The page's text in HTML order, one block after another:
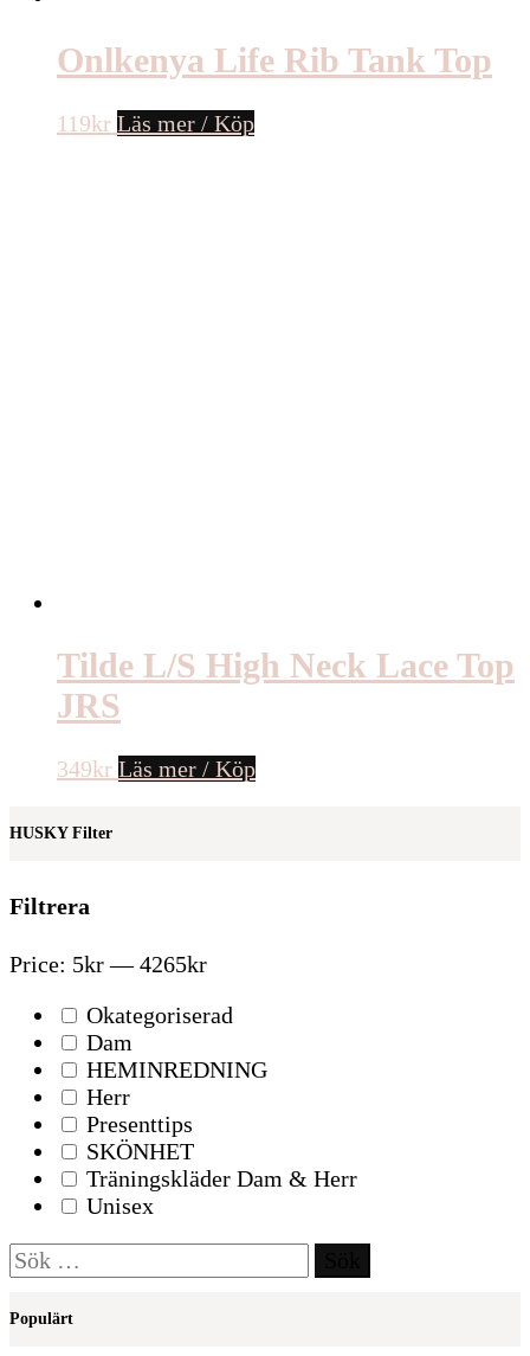
Onlkenya Life Rib Tank Top
119kr Läs mer / Köp
Tilde L/S High Neck Lace Top
JRS
349kr Läs mer / Köp
HUSKY Filter
Filtrera
Price: 5kr—4265kr
Okategoriserad
Dam
HEMINREDNING
Herr
Presenttips
SKÖNHET
Träningskläder Dam & Herr
Unisex
Sök
efter:
Populärt